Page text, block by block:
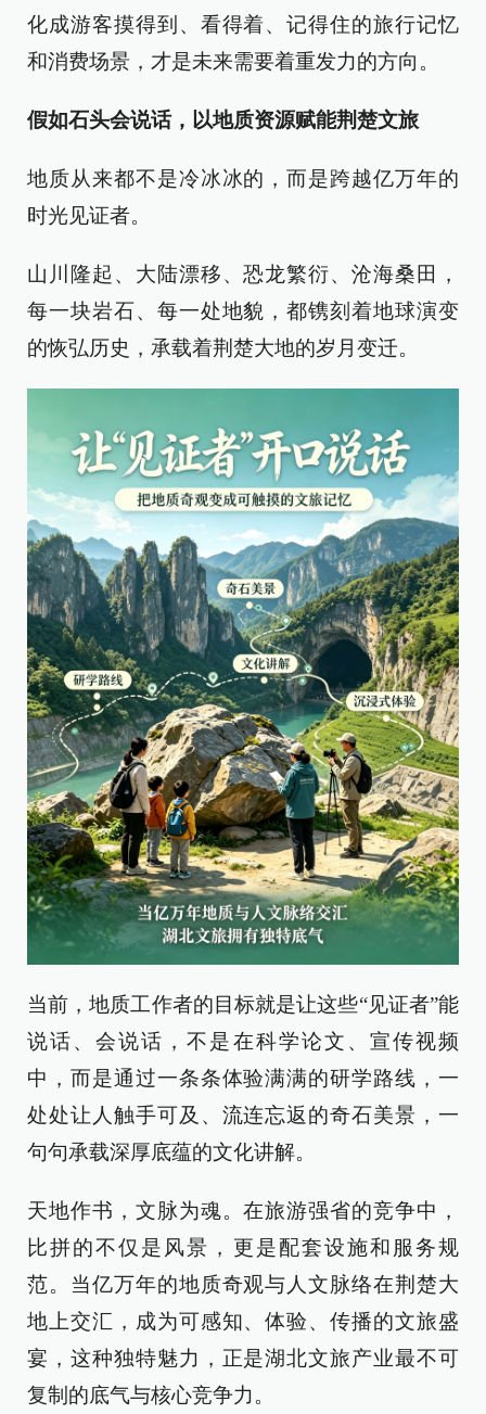
化成游客摸得到、看得着、记得住的旅行记忆
和消费场景，才是未来需要着重发力的方向。
假如石头会说话，以地质资源赋能荆楚文旅
地质从来都不是冷冰冰的，而是跨越亿万年的
时光见证者。
山川隆起、大陆漂移、恐龙繁衍、沧海桑田，
每一块岩石、每一处地貌，都镌刻着地球演变
的恢弘历史，承载着荆楚大地的岁月变迁。
当前，地质工作者的目标就是让这些“见证者”能
说话、会说话，不是在科学论文、宣传视频
中，而是通过一条条体验满满的研学路线，一
处处让人触手可及、流连忘返的奇石美景，一
句句承载深厚底蕴的文化讲解。
天地作书，文脉为魂。在旅游强省的竞争中，
比拼的不仅是风景，更是配套设施和服务规
范。当亿万年的地质奇观与人文脉络在荆楚大
地上交汇，成为可感知、体验、传播的文旅盛
宴，这种独特魅力，正是湖北文旅产业最不可
复制的底气与核心竞争力。